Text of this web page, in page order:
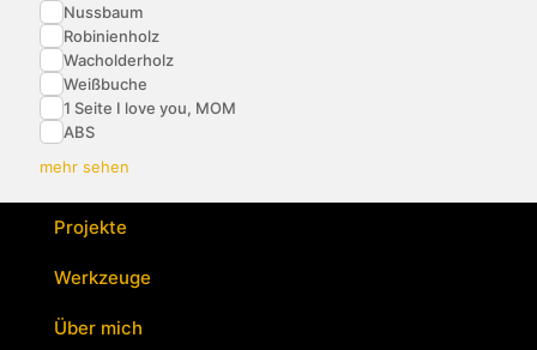
Nussbaum
Robinienholz
Wacholderholz
Weißbuche
1 Seite I love you, MOM
ABS
mehr sehen
Projekte
Werkzeuge
Über mich